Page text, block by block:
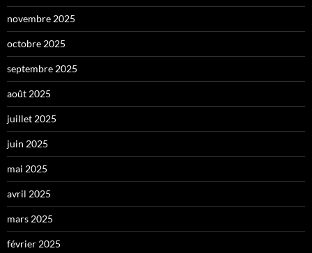
novembre 2025
octobre 2025
septembre 2025
août 2025
juillet 2025
juin 2025
mai 2025
avril 2025
mars 2025
février 2025